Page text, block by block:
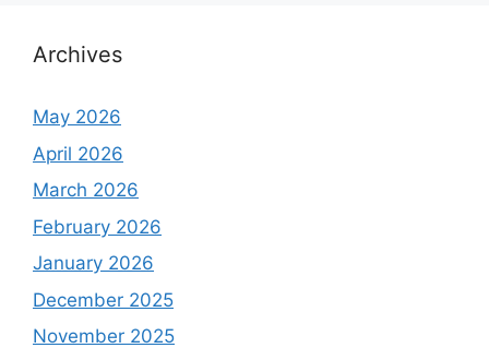
Archives
May 2026
April 2026
March 2026
February 2026
January 2026
December 2025
November 2025